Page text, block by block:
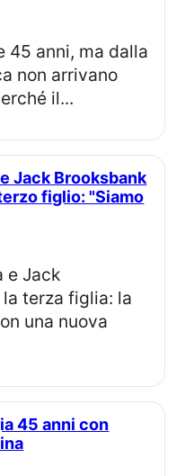
non arrivano
il...
figlio: "Siamo
terza figlia: la
una nuova